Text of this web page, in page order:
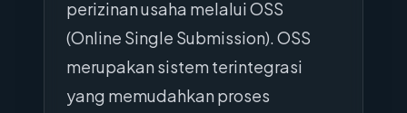
perizinan usaha melalui OSS
(Online Single Submission). OSS
merupakan sistem terintegrasi
yang memudahkan proses